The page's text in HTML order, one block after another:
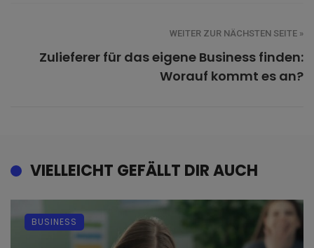
WEITER ZUR NÄCHSTEN SEITE »
Zulieferer für das eigene Business finden:
Worauf kommt es an?
VIELLEICHT GEFÄLLT DIR AUCH
BUSINESS